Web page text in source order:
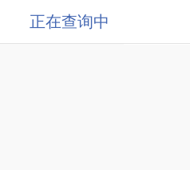
正在查询中